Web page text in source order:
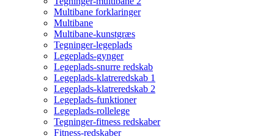
Multibane forklaringer
Multibane
Multibane-kunstgræs
Tegninger-legeplads
Legeplads-gynger
Legeplads-snurre redskab
Legeplads-klatreredskab 1
Legeplads-klatreredskab 2
Legeplads-funktioner
Legeplads-rollelege
Tegninger-fitness redskaber
Fitness-redskaber